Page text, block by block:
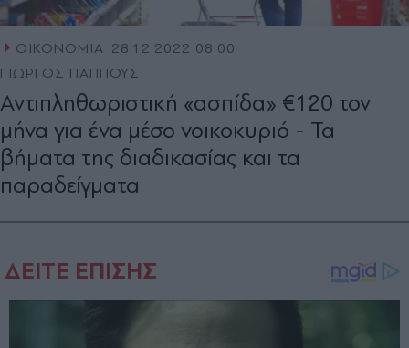
ΟΙΚΟΝΟΜΙΑ 28.12.2022 08:00
ΓΙΩΡΓΟΣ ΠΑΠΠΟΥΣ
Αντιπληθωριστική «ασπίδα» €120 τον
μήνα για ένα μέσο νοικοκυριό - Τα
βήματα της διαδικασίας και τα
παραδείγματα